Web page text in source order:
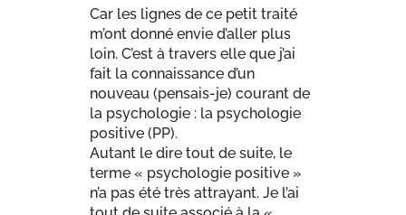
Car les lignes de ce petit traité
m’ont donné envie d’aller plus
loin. C’est à travers elle que j’ai
fait la connaissance d’un
nouveau (pensais-je) courant de
la psychologie : la psychologie
positive (PP).
Autant le dire tout de suite, le
terme « psychologie positive »
n’a pas été très attrayant. Je l’ai